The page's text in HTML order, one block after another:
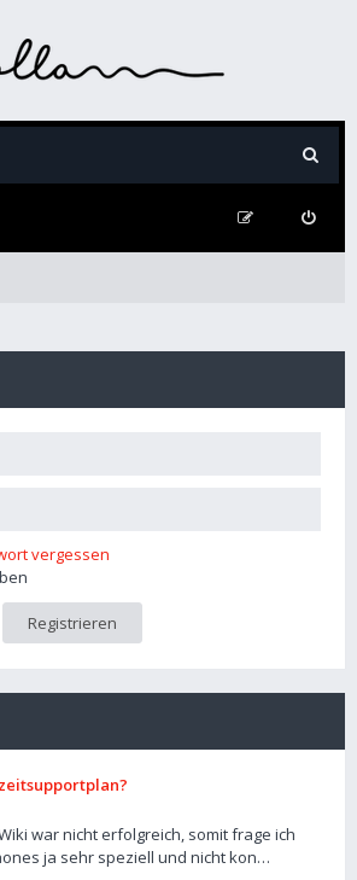
vergessen
Registrieren
war nicht erfolgreich, somit frage ich
ja sehr speziell und nicht kon…